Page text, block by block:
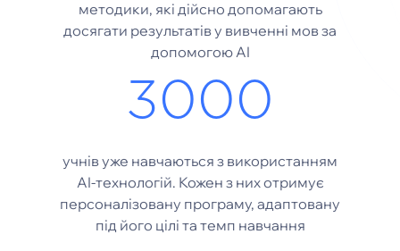
методики, які дійсно допомагають
досягати результатів у вивченні мов за
допомогою AI
3000
учнів уже навчаються з використанням
AI-технологій. Кожен з них отримує
персоналізовану програму, адаптовану
під його цілі та темп навчання